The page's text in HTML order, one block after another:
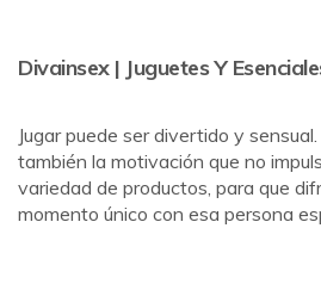
Divainsex | Juguetes Y
Jugar puede ser divertido y
también la motivación que no
variedad de productos, para que
momento único con esa persona